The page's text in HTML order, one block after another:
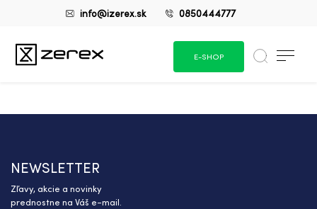
info@izerex.sk 0850444777
E-SHOP
NEWSLETTER
Zľavy, akcie a novinky
prednostne na Váš e-mail.